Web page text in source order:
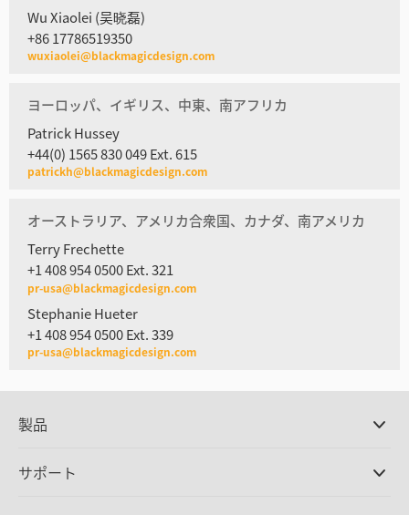
Wu Xiaolei (吴晓磊)
+86 17786519350
wuxiaolei@blackmagicdesign.com
ヨーロッパ、イギリス、中東、南アフリカ
Patrick Hussey
+44(0) 1565 830 049 Ext. 615
patrickh@blackmagicdesign.com
オーストラリア、アメリカ合衆国、カナダ、南アメリカ
Terry Frechette
+1 408 954 0500 Ext. 321
pr-usa@blackmagicdesign.com
Stephanie Hueter
+1 408 954 0500 Ext. 339
pr-usa@blackmagicdesign.com
製品
DaVinci Resolve/Fusion
サポート